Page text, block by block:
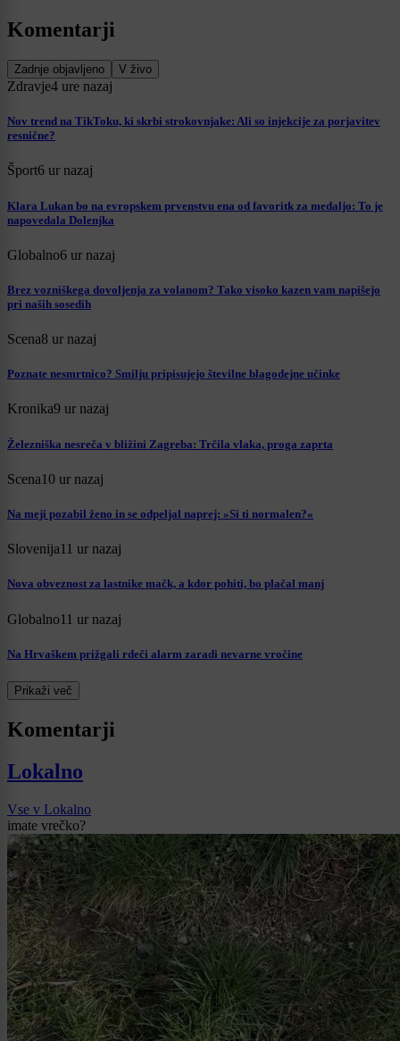
Komentarji
Zadnje objavljeno V živo
Zdravje4 ure nazaj
Nov trend na TikToku, ki skrbi strokovnjake: Ali so injekcije za porjavitev
resnične?
Šport6 ur nazaj
Klara Lukan bo na evropskem prvenstvu ena od favoritk za medaljo: To je
napovedala Dolenjka
Globalno6 ur nazaj
Brez vozniškega dovoljenja za volanom? Tako visoko kazen vam napišejo
pri naših sosedih
Scena8 ur nazaj
Poznate nesmrtnico? Smilju pripisujejo številne blagodejne učinke
Kronika9 ur nazaj
Železniška nesreča v bližini Zagreba: Trčila vlaka, proga zaprta
Scena10 ur nazaj
Na meji pozabil ženo in se odpeljal naprej: »Si ti normalen?«
Slovenija11 ur nazaj
Nova obveznost za lastnike mačk, a kdor pohiti, bo plačal manj
Globalno11 ur nazaj
Na Hrvaškem prižgali rdeči alarm zaradi nevarne vročine
Prikaži več
Komentarji
Lokalno
Vse v Lokalno
imate vrečko?